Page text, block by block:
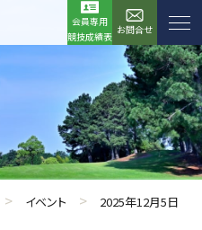
会員専用
競技成績表
お問合せ
> イベント >
2025年12月5日